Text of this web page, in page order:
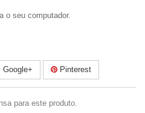
o seu computador.
Google+ Pinterest
para este produto.